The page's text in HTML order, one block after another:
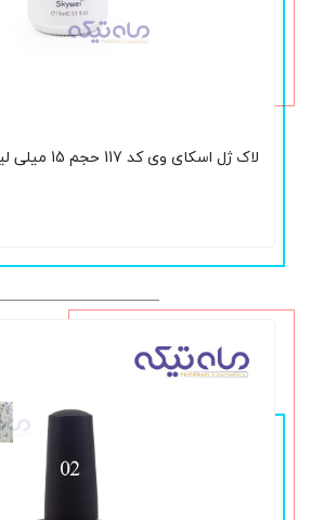
لاک ژل اسکای وی کد 117 حجم 15 میلی لیتر